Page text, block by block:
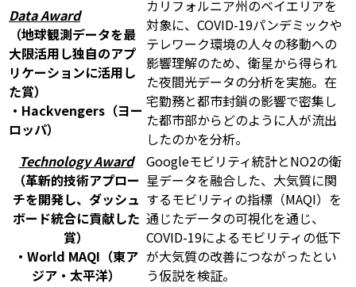
Data Award
（地球観測データを最
大限活用し独自のアプ
リケーションに活用し
た賞）
・Hackvengers（ヨー
ロッパ）
カリフォルニア州のベイエリアを
対象に、COVID-19パンデミックや
テレワーク環境の人々の移動への
影響理解のため、衛星から得られ
た夜間光データの分析を実施。在
宅勤務と都市封鎖の影響で密集し
た都市部からどのように人が流出
したのかを分析。
Technology Award
（革新的技術アプロー
チを開発し、ダッシュ
ボード統合に貢献した
賞）
・World MAQI（東ア
ジア・太平洋）
Googleモビリティ統計とNO2の衛
星データを融合した、大気質に関
するモビリティの指標（MAQI）を
通じたデータの可視化を通じ、
COVID-19によるモビリティの低下
が大気質の改善につながったとい
う仮説を検証。